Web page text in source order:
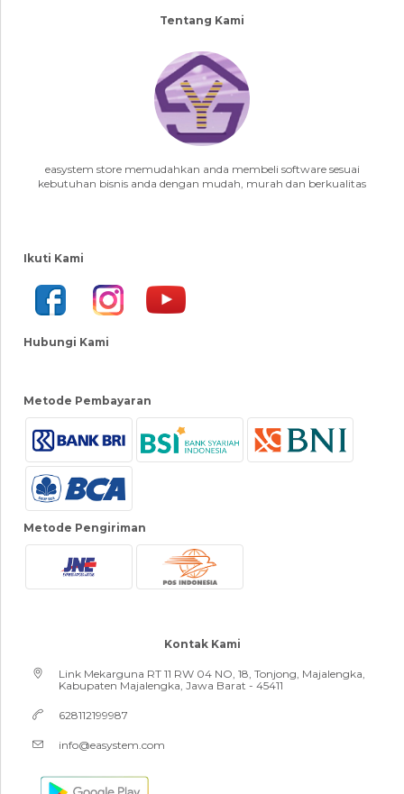
Tentang Kami
easystem store memudahkan anda membeli software sesuai
kebutuhan bisnis anda dengan mudah, murah dan berkualitas
Ikuti Kami
Hubungi Kami
Metode Pembayaran
Metode Pengiriman
Kontak Kami
Link Mekarguna RT 11 RW 04 NO, 18, Tonjong, Majalengka,
Kabupaten Majalengka, Jawa Barat - 45411
628112199987
info@easystem.com